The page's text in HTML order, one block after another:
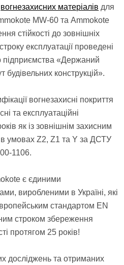
вогнезахисних матеріалів для
MW-60 та Ammokote
стійкості до зовнішніх
експлуатації проведені
підприємства «Держаний
будівельних конструкцій».
вогнезахисні покриття
та експлуатаційні
як із зовнішнім захисним
в умовах Z2, Z1 та Y за ДСТУ
1106.
є єдиними
виробленими в Україні, які
стандартом EN
строком збереження
протягом 25 років!
досліджень та отриманих